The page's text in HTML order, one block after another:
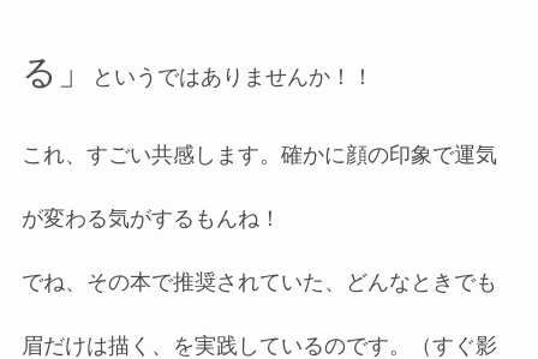
る」 というではありませんか！！
これ、すごい共感します。確かに顔の印象で運気
が変わる気がするもんね！
でね、その本で推奨されていた、どんなときでも
眉だけは描く、を実践しているのです。（すぐ影